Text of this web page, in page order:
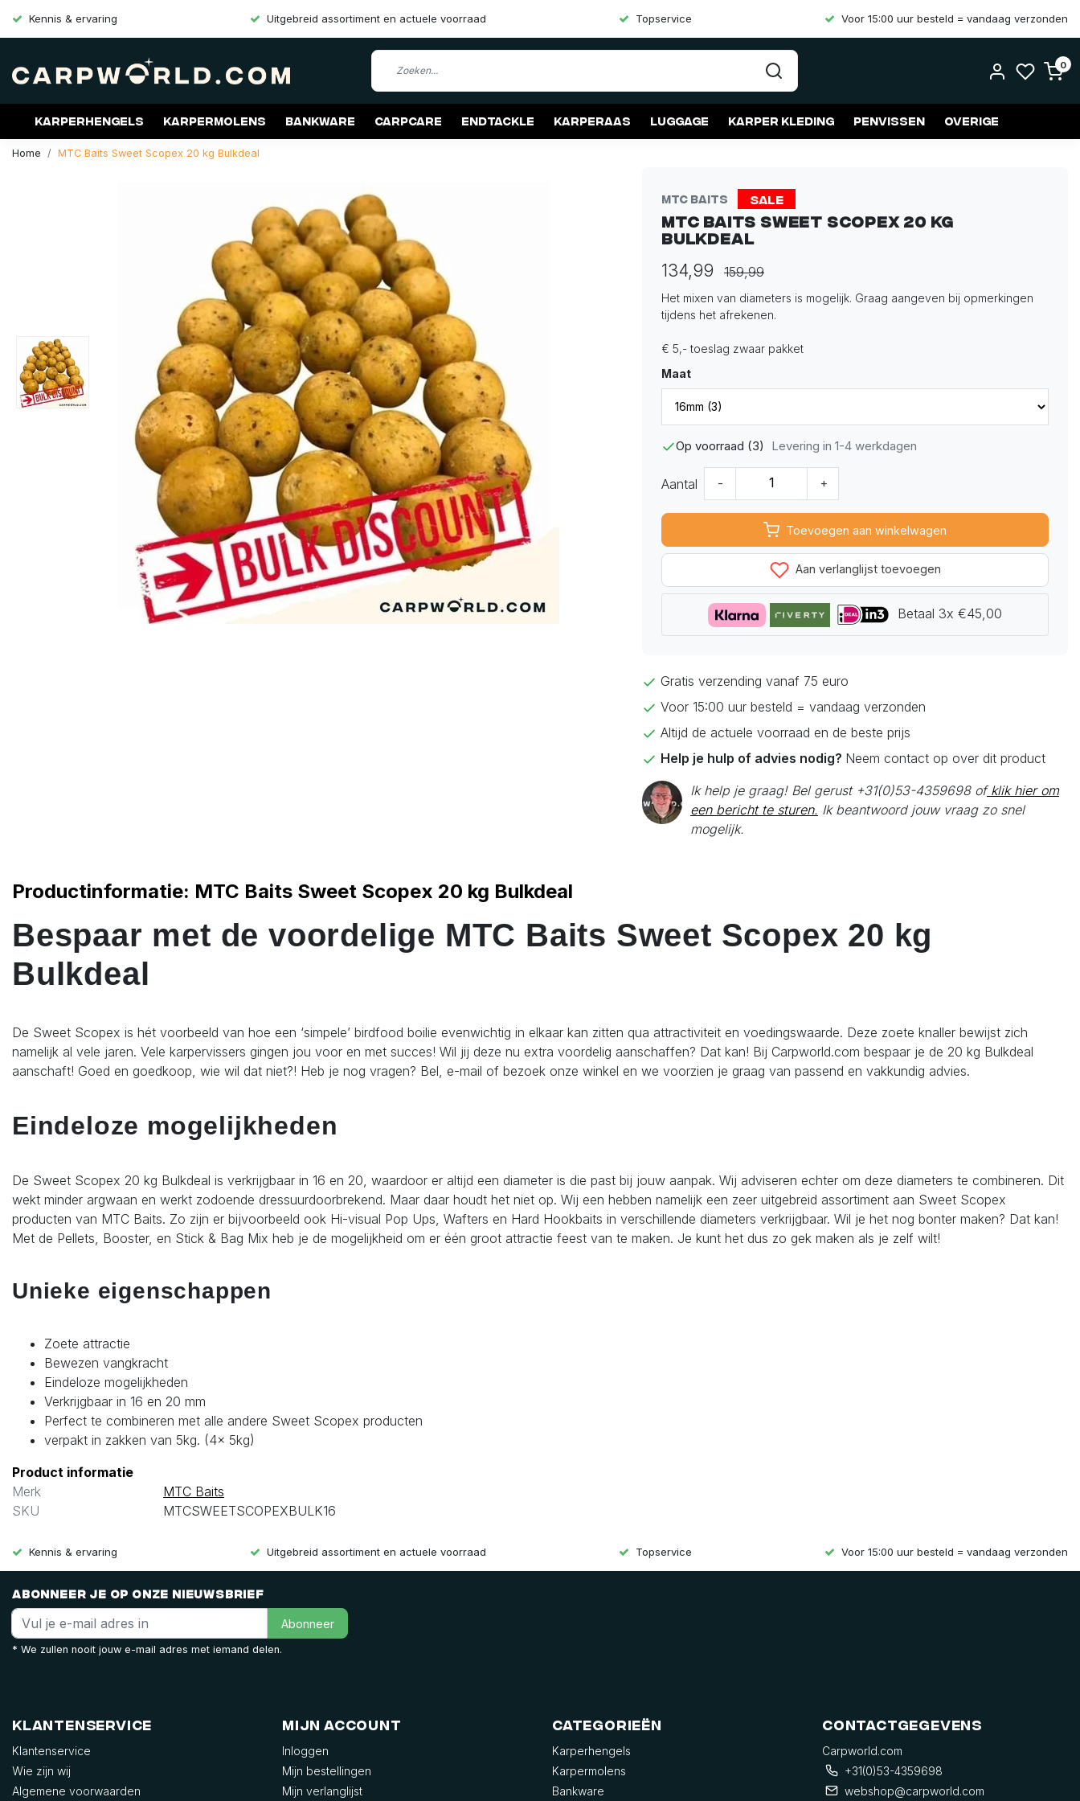
Kennis & ervaring Uitgebreid assortiment en actuele voorraad Topservice Voor 15:00 uur besteld = vandaag verzonden
0
Karperhengels Karpermolens Bankware Carpcare Endtackle Karperaas Luggage Karper kleding Penvissen Overige
Merken Aanbiedingen Gift Cards
Home MTC Baits Sweet Scopex 20 kg Bulkdeal
MTC Baits Sale
MTC Baits Sweet Scopex 20 kg
Bulkdeal
134,99 159,99
Het mixen van diameters is mogelijk. Graag aangeven bij opmerkingen
tijdens het afrekenen.
€ 5,- toeslag zwaar pakket
Maat
Op voorraad (3) Levering in 1-4 werkdagen
Aantal - +
Toevoegen aan winkelwagen
Aan verlanglijst toevoegen
Betaal 3x €45,00
Gratis verzending vanaf 75 euro
Voor 15:00 uur besteld = vandaag verzonden
Altijd de actuele voorraad en de beste prijs
Help je hulp of advies nodig? Neem contact op over dit product
Ik help je graag! Bel gerust +31(0)53-4359698 ofklik hier om
een bericht te sturen. Ik beantwoord jouw vraag zo snel
mogelijk.
Productinformatie: MTC Baits Sweet Scopex 20 kg Bulkdeal
Bespaar met de voordelige MTC Baits Sweet Scopex 20 kg
Bulkdeal
De Sweet Scopex is hét voorbeeld van hoe een ‘simpele’ birdfood boilie evenwichtig in elkaar kan zitten qua attractiviteit en voedingswaarde. Deze zoete knaller bewijst zich
namelijk al vele jaren. Vele karpervissers gingen jou voor en met succes! Wil jij deze nu extra voordelig aanschaffen? Dat kan! Bij Carpworld.com bespaar je de 20 kg Bulkdeal
aanschaft! Goed en goedkoop, wie wil dat niet?! Heb je nog vragen? Bel, e-mail of bezoek onze winkel en we voorzien je graag van passend en vakkundig advies.
Eindeloze mogelijkheden
De Sweet Scopex 20 kg Bulkdeal is verkrijgbaar in 16 en 20, waardoor er altijd een diameter is die past bij jouw aanpak. Wij adviseren echter om deze diameters te combineren. Dit
wekt minder argwaan en werkt zodoende dressuurdoorbrekend. Maar daar houdt het niet op. Wij een hebben namelijk een zeer uitgebreid assortiment aan Sweet Scopex
producten van MTC Baits. Zo zijn er bijvoorbeeld ook Hi-visual Pop Ups, Wafters en Hard Hookbaits in verschillende diameters verkrijgbaar. Wil je het nog bonter maken? Dat kan!
Met de Pellets, Booster, en Stick & Bag Mix heb je de mogelijkheid om er één groot attractie feest van te maken. Je kunt het dus zo gek maken als je zelf wilt!
Unieke eigenschappen
Zoete attractie
Bewezen vangkracht
Eindeloze mogelijkheden
Verkrijgbaar in 16 en 20 mm
Perfect te combineren met alle andere Sweet Scopex producten
verpakt in zakken van 5kg. (4x 5kg)
Product informatie
Merk
MTC Baits
SKU
MTCSWEETSCOPEXBULK16
Kennis & ervaring Uitgebreid assortiment en actuele voorraad Topservice Voor 15:00 uur besteld = vandaag verzonden
Abonneer je op onze nieuwsbrief
Abonneer
* We zullen nooit jouw e-mail adres met iemand delen.
Klantenservice
Klantenservice
Wie zijn wij
Algemene voorwaarden
Mijn account
Inloggen
Mijn bestellingen
Mijn verlanglijst
Categorieën
Karperhengels
Karpermolens
Bankware
Contactgegevens
Carpworld.com
+31(0)53-4359698
webshop@carpworld.com